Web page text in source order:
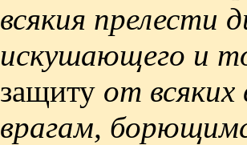
всякия прелести
искушающего и
защиту от
врагам,